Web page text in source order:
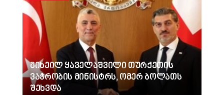
მიხეილ ყაველაშვილი თურქეთის
ვაჭრობის მინისტრს, ომერ ბოლათს
შეხვდა